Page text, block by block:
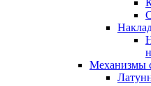
Механизмы